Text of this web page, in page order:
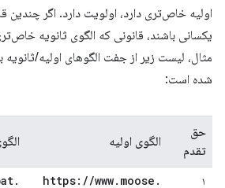
اولیه خاص‌تری دارد، اولویت دارد. اگر چندین
یکسانی باشند، قانونی که الگوی ثانویه
مثال، لیست زیر از جفت الگوهای اولیه/
شده است:
حق
تقدم
الگوی اولیه
۱ https: //www. moose .
.